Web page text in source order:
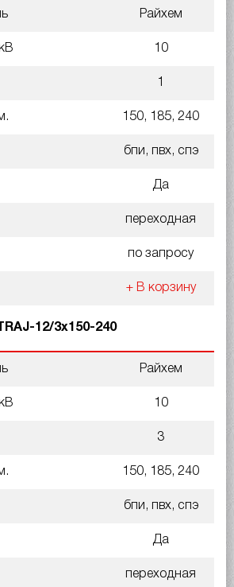
Райхем
10
1
150, 185, 240
бпи, пвх, спэ
Да
переходная
по запросу
+ В корзину
TRAJ-12/3x150-240
Райхем
10
3
150, 185, 240
бпи, пвх, спэ
Да
переходная